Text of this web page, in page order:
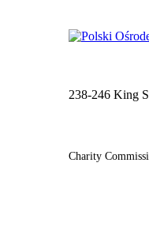
238-246 King
Charity